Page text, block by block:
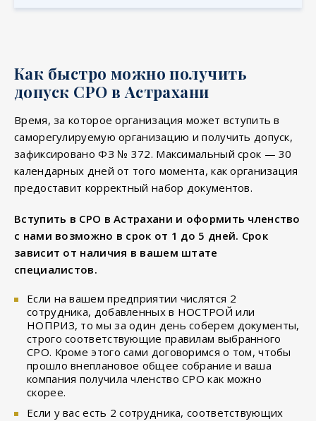
Как быстро можно получить
допуск СРО в Астрахани
Время, за которое организация может вступить в
саморегулируемую организацию и получить допуск,
зафиксировано ФЗ № 372. Максимальный срок — 30
календарных дней от того момента, как организация
предоставит корректный набор документов.
Вступить в СРО в Астрахани и оформить членство
с нами возможно в срок от 1 до 5 дней. Срок
зависит от наличия в вашем штате
специалистов.
Если на вашем предприятии числятся 2
сотрудника, добавленных в НОСТРОЙ или
НОПРИЗ, то мы за один день соберем документы,
строго соответствующие правилам выбранного
СРО. Кроме этого сами договоримся о том, чтобы
прошло внеплановое общее собрание и ваша
компания получила членство СРО как можно
скорее.
Если у вас есть 2 сотрудника, соответствующих